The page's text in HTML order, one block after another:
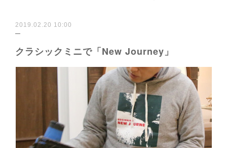
2019.02.20 10:00
クラシックミニで「New Journey」